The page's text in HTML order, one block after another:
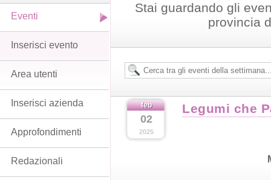
Stai guardando gli
provincia
feb
02
2025
Legumi che
Eventi
Inserisci evento
Area utenti
Inserisci azienda
Approfondimenti
Redazionali